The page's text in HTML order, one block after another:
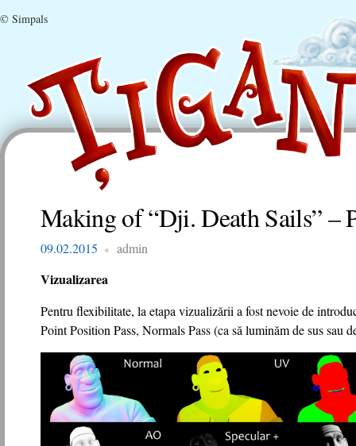
© Simpals
Making of “Dji. Death Sails” –
09.02.2015 admin
Vizualizarea
Pentru flexibilitate, la etapa vizualizării a fost nevoie de
Point Position Pass, Normals Pass (ca să luminăm de sus sau